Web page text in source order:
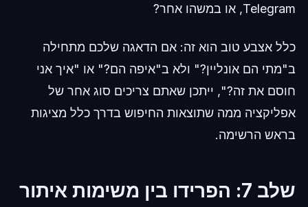
Telegram, או במשהו אחר?
כלל אצבע טוב הוא זה: אם הדאגה שלכם מתחילה
ב"מתי הם אונליין?" ולא ב"איפה הם?" או "איך אני
חוסם את זה?", ייתכן שאתם צריכים סוג אחר של
אפליקציה ממה שתוצאות החיפוש בדרך כלל מציגות
בראש הרשימה.
שלב 7: הפרידו בין משימות איתור